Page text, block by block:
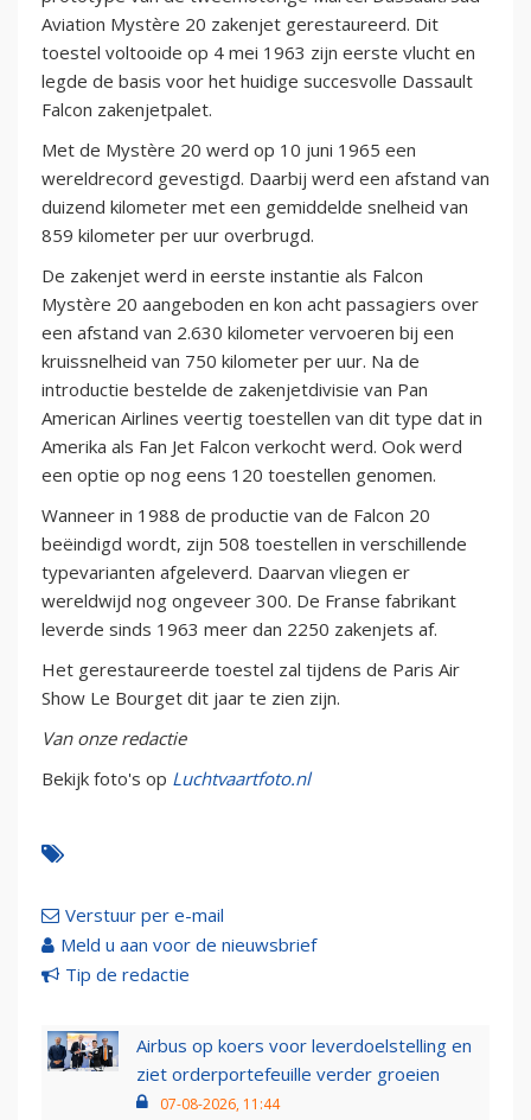
Aviation Mystère 20 zakenjet gerestaureerd. Dit
toestel voltooide op 4 mei 1963 zijn eerste vlucht en
legde de basis voor het huidige succesvolle Dassault
Falcon zakenjetpalet.
Met de Mystère 20 werd op 10 juni 1965 een
wereldrecord gevestigd. Daarbij werd een afstand van
duizend kilometer met een gemiddelde snelheid van
859 kilometer per uur overbrugd.
De zakenjet werd in eerste instantie als Falcon
Mystère 20 aangeboden en kon acht passagiers over
een afstand van 2.630 kilometer vervoeren bij een
kruissnelheid van 750 kilometer per uur. Na de
introductie bestelde de zakenjetdivisie van Pan
American Airlines veertig toestellen van dit type dat in
Amerika als Fan Jet Falcon verkocht werd. Ook werd
een optie op nog eens 120 toestellen genomen.
Wanneer in 1988 de productie van de Falcon 20
beëindigd wordt, zijn 508 toestellen in verschillende
typevarianten afgeleverd. Daarvan vliegen er
wereldwijd nog ongeveer 300. De Franse fabrikant
leverde sinds 1963 meer dan 2250 zakenjets af.
Het gerestaureerde toestel zal tijdens de Paris Air
Show Le Bourget dit jaar te zien zijn.
Van onze redactie
Bekijk foto's op Luchtvaartfoto.nl
Verstuur per e-mail
Meld u aan voor de nieuwsbrief
Tip de redactie
Airbus op koers voor leverdoelstelling en
ziet orderportefeuille verder groeien
07-08-2026, 11:44